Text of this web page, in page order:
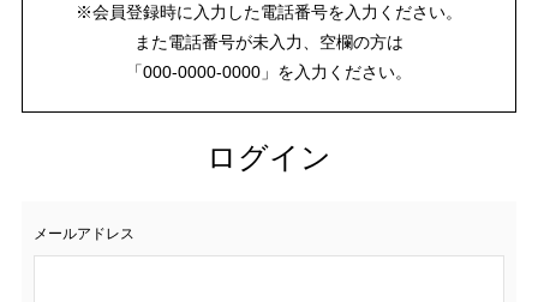
※会員登録時に入力した電話番号を入力ください。
また電話番号が未入力、空欄の方は
「000-0000-0000」を入力ください。
ログイン
メールアドレス